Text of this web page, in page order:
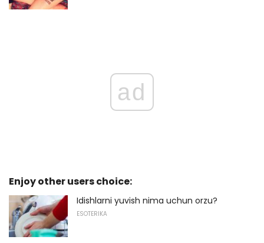
ad
Enjoy other users choice:
Idishlarni yuvish nima uchun orzu?
ESOTERIKA